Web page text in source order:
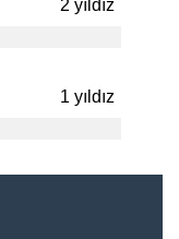
2 yıldız
1 yıldız